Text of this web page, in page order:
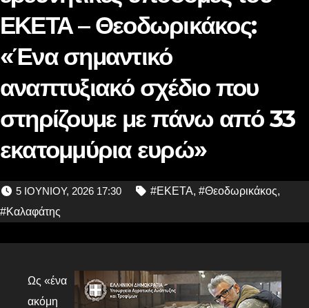
ΕΚΕΤΑ – Θεοδωρικάκος:
«Ένα σημαντικό
αναπτυξιακό σχέδιο που
στηρίζουμε με πάνω από 33
εκατομμύρια ευρώ»
5 ΙΟΥΝΊΟΥ, 2026 17:30 #ΕΚΕΤΑ, #Θεοδωρικάκος,
#Καλαφάτης
Ως «ένα
ακόμη